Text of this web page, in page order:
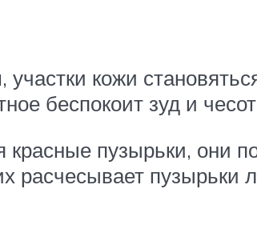
кожи
беспокоит зуд и
пузырьки, они
расчесывает пузырьки